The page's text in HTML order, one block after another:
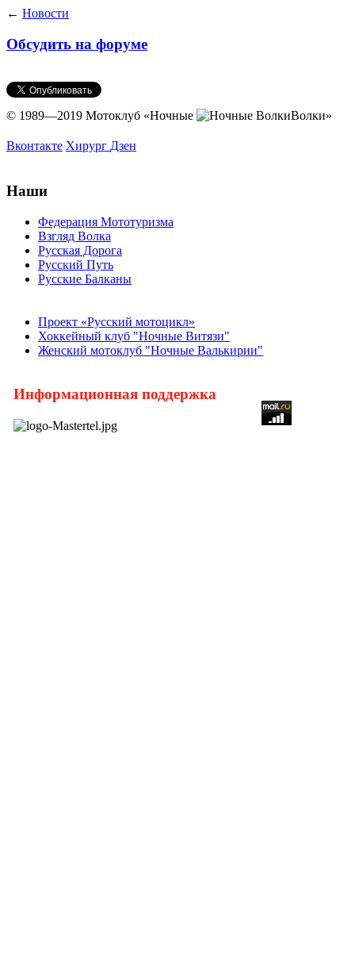
← Новости
Обсудить на форуме
© 1989—2019 Мотоклуб «Ночные Волки»
Вконтакте Хирург Дзен
Наши
Федерация Мототуризма
Взгляд Волка
Русская Дорога
Русский Путь
Русские Балканы
Проект «Русский мотоцикл»
Хоккейный клуб "Ночные Витязи"
Женский мотоклуб "Ночные Валькирии"
Информационная поддержка